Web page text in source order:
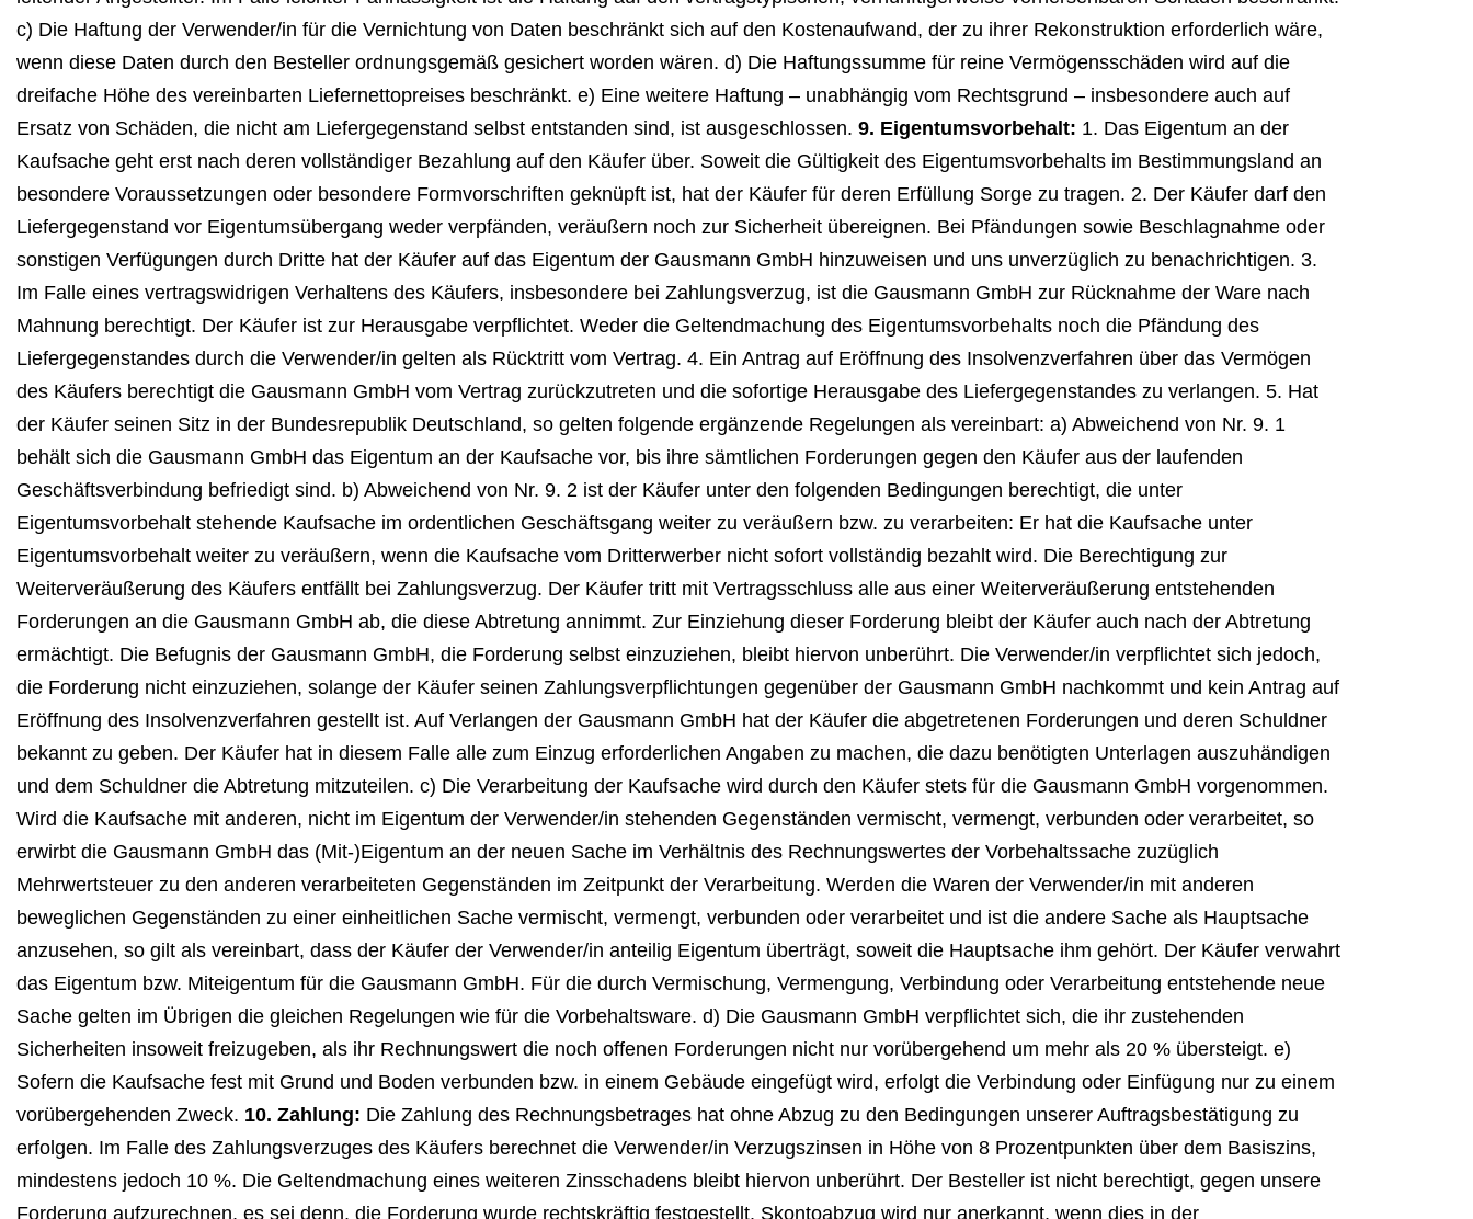
c) Die Haftung der Verwender/in für die Vernichtung von Daten beschränkt sich auf den Kostenaufwand, der zu ihrer Rekonstruktion erforderlich wäre,
wenn diese Daten durch den Besteller ordnungsgemäß gesichert worden wären. d) Die Haftungssumme für reine Vermögensschäden wird auf die
dreifache Höhe des vereinbarten Liefernettopreises beschränkt. e) Eine weitere Haftung – unabhängig vom Rechtsgrund – insbesondere auch auf
Ersatz von Schäden, die nicht am Liefergegenstand selbst entstanden sind, ist ausgeschlossen. 9. Eigentumsvorbehalt: 1. Das Eigentum an der
Kaufsache geht erst nach deren vollständiger Bezahlung auf den Käufer über. Soweit die Gültigkeit des Eigentumsvorbehalts im Bestimmungsland an
besondere Voraussetzungen oder besondere Formvorschriften geknüpft ist, hat der Käufer für deren Erfüllung Sorge zu tragen. 2. Der Käufer darf den
Liefergegenstand vor Eigentumsübergang weder verpfänden, veräußern noch zur Sicherheit übereignen. Bei Pfändungen sowie Beschlagnahme oder
sonstigen Verfügungen durch Dritte hat der Käufer auf das Eigentum der Gausmann GmbH hinzuweisen und uns unverzüglich zu benachrichtigen. 3.
Im Falle eines vertragswidrigen Verhaltens des Käufers, insbesondere bei Zahlungsverzug, ist die Gausmann GmbH zur Rücknahme der Ware nach
Mahnung berechtigt. Der Käufer ist zur Herausgabe verpflichtet. Weder die Geltendmachung des Eigentumsvorbehalts noch die Pfändung des
Liefergegenstandes durch die Verwender/in gelten als Rücktritt vom Vertrag. 4. Ein Antrag auf Eröffnung des Insolvenzverfahren über das Vermögen
des Käufers berechtigt die Gausmann GmbH vom Vertrag zurückzutreten und die sofortige Herausgabe des Liefergegenstandes zu verlangen. 5. Hat
der Käufer seinen Sitz in der Bundesrepublik Deutschland, so gelten folgende ergänzende Regelungen als vereinbart: a) Abweichend von Nr. 9. 1
behält sich die Gausmann GmbH das Eigentum an der Kaufsache vor, bis ihre sämtlichen Forderungen gegen den Käufer aus der laufenden
Geschäftsverbindung befriedigt sind. b) Abweichend von Nr. 9. 2 ist der Käufer unter den folgenden Bedingungen berechtigt, die unter
Eigentumsvorbehalt stehende Kaufsache im ordentlichen Geschäftsgang weiter zu veräußern bzw. zu verarbeiten: Er hat die Kaufsache unter
Eigentumsvorbehalt weiter zu veräußern, wenn die Kaufsache vom Dritterwerber nicht sofort vollständig bezahlt wird. Die Berechtigung zur
Weiterveräußerung des Käufers entfällt bei Zahlungsverzug. Der Käufer tritt mit Vertragsschluss alle aus einer Weiterveräußerung entstehenden
Forderungen an die Gausmann GmbH ab, die diese Abtretung annimmt. Zur Einziehung dieser Forderung bleibt der Käufer auch nach der Abtretung
ermächtigt. Die Befugnis der Gausmann GmbH, die Forderung selbst einzuziehen, bleibt hiervon unberührt. Die Verwender/in verpflichtet sich jedoch,
die Forderung nicht einzuziehen, solange der Käufer seinen Zahlungsverpflichtungen gegenüber der Gausmann GmbH nachkommt und kein Antrag auf
Eröffnung des Insolvenzverfahren gestellt ist. Auf Verlangen der Gausmann GmbH hat der Käufer die abgetretenen Forderungen und deren Schuldner
bekannt zu geben. Der Käufer hat in diesem Falle alle zum Einzug erforderlichen Angaben zu machen, die dazu benötigten Unterlagen auszuhändigen
und dem Schuldner die Abtretung mitzuteilen. c) Die Verarbeitung der Kaufsache wird durch den Käufer stets für die Gausmann GmbH vorgenommen.
Wird die Kaufsache mit anderen, nicht im Eigentum der Verwender/in stehenden Gegenständen vermischt, vermengt, verbunden oder verarbeitet, so
erwirbt die Gausmann GmbH das (Mit-)Eigentum an der neuen Sache im Verhältnis des Rechnungswertes der Vorbehaltssache zuzüglich
Mehrwertsteuer zu den anderen verarbeiteten Gegenständen im Zeitpunkt der Verarbeitung. Werden die Waren der Verwender/in mit anderen
beweglichen Gegenständen zu einer einheitlichen Sache vermischt, vermengt, verbunden oder verarbeitet und ist die andere Sache als Hauptsache
anzusehen, so gilt als vereinbart, dass der Käufer der Verwender/in anteilig Eigentum überträgt, soweit die Hauptsache ihm gehört. Der Käufer verwahrt
das Eigentum bzw. Miteigentum für die Gausmann GmbH. Für die durch Vermischung, Vermengung, Verbindung oder Verarbeitung entstehende neue
Sache gelten im Übrigen die gleichen Regelungen wie für die Vorbehaltsware. d) Die Gausmann GmbH verpflichtet sich, die ihr zustehenden
Sicherheiten insoweit freizugeben, als ihr Rechnungswert die noch offenen Forderungen nicht nur vorübergehend um mehr als 20 % übersteigt. e)
Sofern die Kaufsache fest mit Grund und Boden verbunden bzw. in einem Gebäude eingefügt wird, erfolgt die Verbindung oder Einfügung nur zu einem
vorübergehenden Zweck. 10. Zahlung: Die Zahlung des Rechnungsbetrages hat ohne Abzug zu den Bedingungen unserer Auftragsbestätigung zu
erfolgen. Im Falle des Zahlungsverzuges des Käufers berechnet die Verwender/in Verzugszinsen in Höhe von 8 Prozentpunkten über dem Basiszins,
mindestens jedoch 10 %. Die Geltendmachung eines weiteren Zinsschadens bleibt hiervon unberührt. Der Besteller ist nicht berechtigt, gegen unsere
Forderung aufzurechnen, es sei denn, die Forderung wurde rechtskräftig festgestellt. Skontoabzug wird nur anerkannt, wenn dies in der